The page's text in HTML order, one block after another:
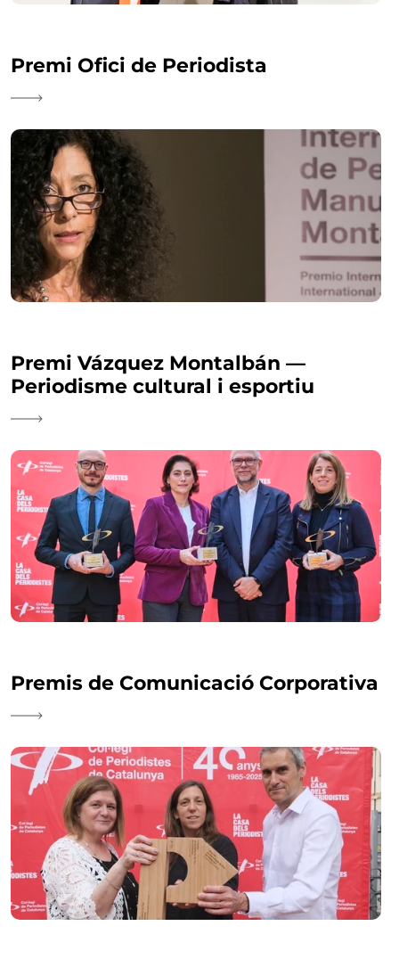
Premi Ofici de Periodista
Premi Vázquez Montalbán —
Periodisme cultural i esportiu
Premis de Comunicació Corporativa